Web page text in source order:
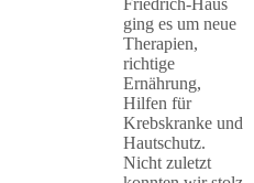
Friedrich-Haus
ging es um neue
Therapien,
richtige
Ernährung,
Hilfen für
Krebskranke und
Hautschutz.
Nicht zuletzt